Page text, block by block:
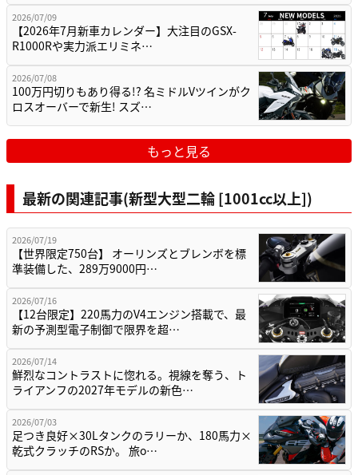
2026/07/09
【2026年7月新車カレンダー】大注目のGSX-
R1000Rや実力派エリミネ…
2026/07/08
100万円切りもあり得る!? 名ミドルVツインがク
ロスオーバーで新生! スズ…
もっと見る
最新の関連記事(新型大型二輪 [1001cc以上])
2026/07/19
【世界限定750台】 オーリンズとブレンボを標
準装備した、289万9000円…
2026/07/16
【12台限定】220馬力のV4エンジン搭載で、最
新の予測型電子制御で限界を超…
2026/07/14
鮮烈なコントラストに惚れる。視線を奪う、ト
ライアンフの2027年モデルの新色…
2026/07/03
足つき良好×30Lタンクのラリーか、180馬力×
乾式クラッチのRSか。 旅o…